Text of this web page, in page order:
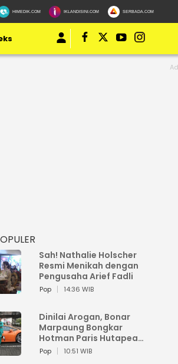
HIMEDIK.COM IKLANDISINI.COM SERBADA.COM
Sah! Nathalie Holscher
Resmi Menikah dengan
Pengusaha Arief Fadli
Pop 14:36 WIB
Dinilai Arogan, Bonar
Marpaung Bongkar
Hotman Paris Hutapea
sebagai 'Pengacara
Pop 10:51 WIB